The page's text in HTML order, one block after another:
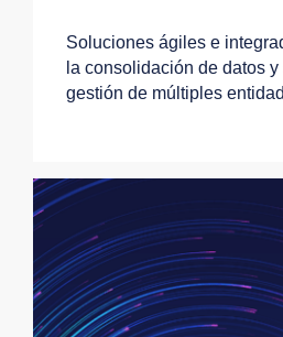
Soluciones ágiles e
la consolidación de datos
gestión de múltiples